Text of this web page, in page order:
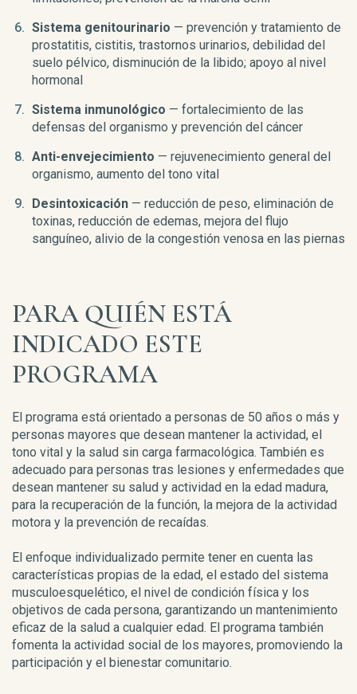
Sistema genitourinario — prevención y tratamiento de
prostatitis, cistitis, trastornos urinarios, debilidad del
suelo pélvico, disminución de la libido; apoyo al nivel
hormonal
Sistema inmunológico — fortalecimiento de las
defensas del organismo y prevención del cáncer
Anti-envejecimiento — rejuvenecimiento general del
organismo, aumento del tono vital
Desintoxicación — reducción de peso, eliminación de
toxinas, reducción de edemas, mejora del flujo
sanguíneo, alivio de la congestión venosa en las piernas
PARA QUIÉN ESTÁ
INDICADO ESTE
PROGRAMA
El programa está orientado a personas de 50 años o más y
personas mayores que desean mantener la actividad, el
tono vital y la salud sin carga farmacológica. También es
adecuado para personas tras lesiones y enfermedades que
desean mantener su salud y actividad en la edad madura,
para la recuperación de la función, la mejora de la actividad
motora y la prevención de recaídas.
El enfoque individualizado permite tener en cuenta las
características propias de la edad, el estado del sistema
musculoesquelético, el nivel de condición física y los
objetivos de cada persona, garantizando un mantenimiento
eficaz de la salud a cualquier edad. El programa también
fomenta la actividad social de los mayores, promoviendo la
participación y el bienestar comunitario.